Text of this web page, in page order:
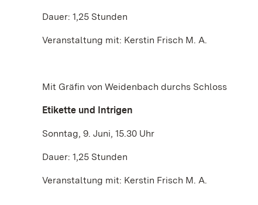
Dauer: 1,25 Stunden
Veranstaltung mit: Kerstin Frisch M. A.
Mit Gräfin von Weidenbach durchs Schloss
Etikette und Intrigen
Sonntag, 9. Juni, 15.30 Uhr
Dauer: 1,25 Stunden
Veranstaltung mit: Kerstin Frisch M. A.